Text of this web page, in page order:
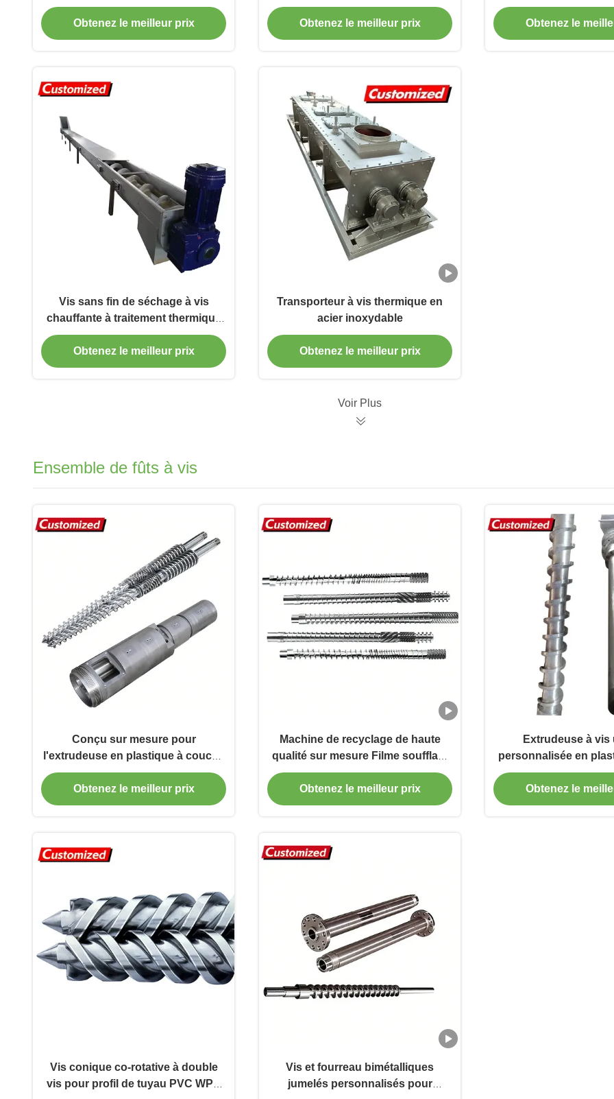
résistant aux grains
Obtenez le meilleur prix
Obtenez le meilleur prix
jackets for thermal
be integrated on
Tubular, and U-
Obtenez le
Vis sans fin de séchage à vis
chauffante à traitement thermique
pour l'énergie et l'exploitation
minière, convoyeur à vis chauffante
à volée creuse, fabricant d'usine
Obtenez le meilleur prix
Transporteur à vis thermique en
acier inoxydable
Obtenez le meilleur prix
Voir Plus
Ensemble de fûts à vis
Conçu sur mesure pour
l'extrudeuse en plastique à couche
de chrome dur
Obtenez le meilleur prix
Machine de recyclage de haute
qualité sur mesure Filme soufflant
vis et baril Traitement des
matériaux Machine plastique pour
les pièces de machines en
Obtenez le meilleur prix
Extrudeuse à vis
personnalisée en
recyclé, manchon de
unique, acier
l'extrudeuse de
Obtenez le
Vis conique co-rotative à double
vis pour profil de tuyau PVC WPC
Vis et fourreau bimétalliques
jumelés personnalisés pour